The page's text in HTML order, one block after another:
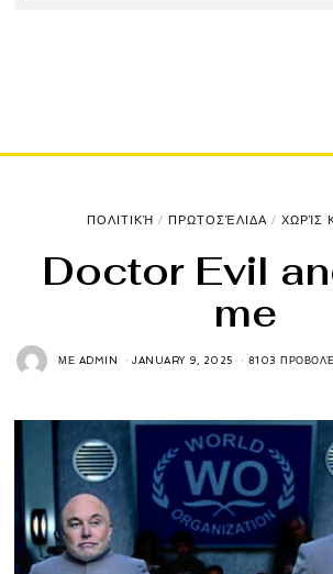
ΠΟΛΙΤΙΚΉ / ΠΡΩΤΟΣΈΛΙΔΑ / ΧΩΡΊΣ
Doctor Evil
me
ΜΕ ADMIN JANUARY 9, 2025 8103